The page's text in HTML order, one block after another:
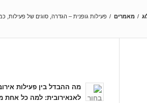
/ מאמרים / פעילות גופנית – הגדרה, סוגים של פעילות,
מה ההבדל בין פעילות
לאנאירובית: למה כל אחת